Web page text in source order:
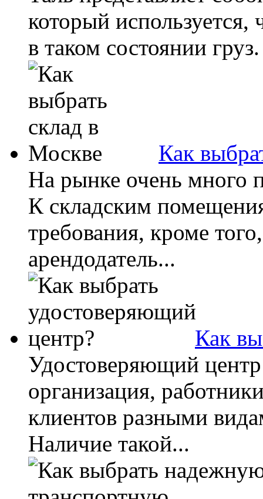
который
в таком состоянии
Как
На рынке очень много
К складским
требования, кроме
арендодатель...
Как
Удостоверяющий центр
организация,
клиентов разными
Наличие такой...